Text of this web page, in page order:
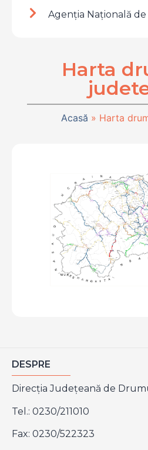
Agenția Națională
Harta
Acasă » Harta
DESPRE
Direcţia Judeţeană de
Tel.: 0230/211010
Fax: 0230/522323